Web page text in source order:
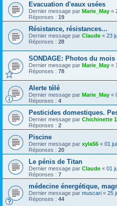
Evacuation d'eaux usées
Dernier message par Marie_May «
Réponses : 19
Résistance, résistances...
Dernier message par Claude « 23
Réponses : 28
SONDAGE: Photos du
Dernier message par Marie_May «
Réponses : 78
Alerte télé
Dernier message par Marie_May «
Réponses : 4
Pesticides domestiques.
Dernier message par Chichinette
Réponses : 2
Piscine
Dernier message par xyla56 « 01
Réponses : 20
Le pénis de Titan
Dernier message par Claude « 01
Réponses : 7
médecine énergétique,
Dernier message par muscari « 25
Réponses : 44